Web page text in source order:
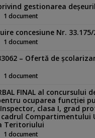
gestionarea
1 document
concesiune Nr. 33.175/
1 document
– Ofertă de
1 document
FINAL al concursului
ocuparea funcției
clasa I, grad
Compartimentului
Teritoriului
1 document